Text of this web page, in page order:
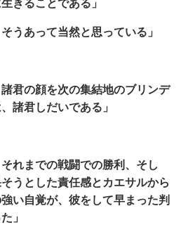
きることである」
うあって当然と思っている」
諸君の顔を次の集結地のブリンデ
諸君しだいである」
れまでの戦闘での勝利、そし
うとした責任感とカエサルから
い自覚が、 彼をして早まった判
」